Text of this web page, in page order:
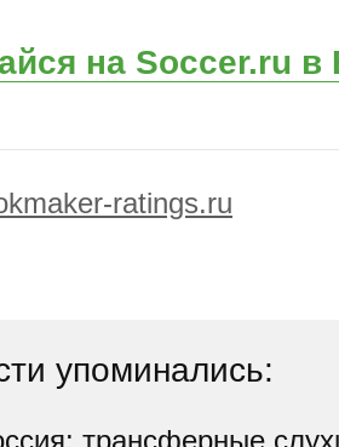
на Soccer.ru в
ratings.ru
упоминались:
трансферные